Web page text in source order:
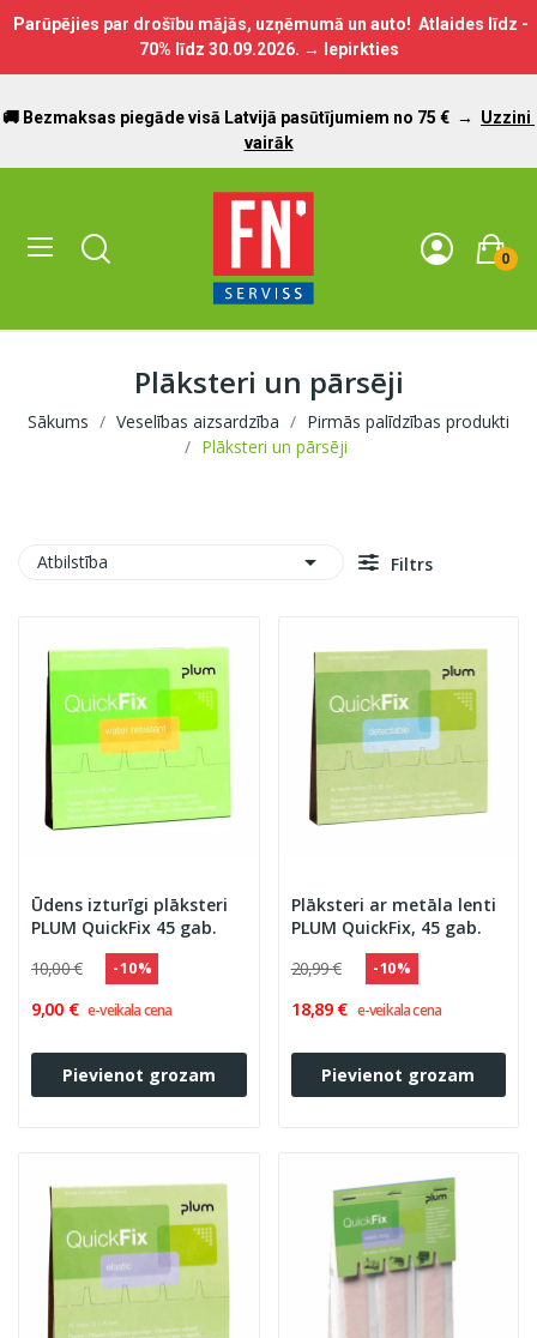
Parūpējies par drošību mājās, uzņēmumā un auto! Atlaides līdz -
70% līdz 30.09.2026. → Iepirkties
🚚 Bezmaksas piegāde visā Latvijā pasūtījumiem no 75 € → Uzzini
vairāk
0
Plāksteri un pārsēji
Sākums Veselības aizsardzība
Pirmās palīdzības produkti
Plāksteri un pārsēji
Atbilstība  Filtrs
Ūdens izturīgi plāksteri
PLUM QuickFix 45 gab.
10,00 €
- 10 %
9,00 € e-veikala cena
Pievienot grozam
Plāksteri ar metāla lenti
PLUM QuickFix, 45 gab.
20,99 €
- 10 %
18,89 € e-veikala cena
Pievienot grozam